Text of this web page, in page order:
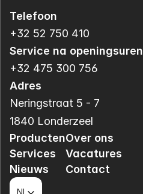
Telefoon
+32 52 750 410
Service na openingsuren
+32 475 300 756
Adres
Neringstraat 5 - 7
1840 Londerzeel
Producten
Services
Nieuws
Over ons
Vacatures
Contact
Select Language
NL